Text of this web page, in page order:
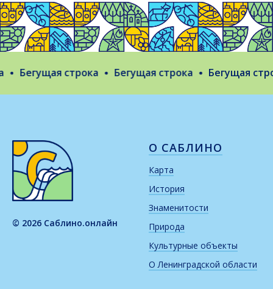
Бегущая строка Бегущая строка Бегущая
© 2026 Саблино.онлайн
О САБЛИНО
Карта
История
Знаменитости
Природа
Культурные объекты
О Ленинградской области